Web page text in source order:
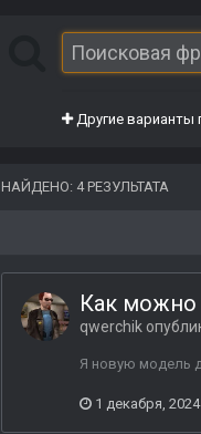
Другие варианты
НАЙДЕНО: 4 РЕЗУЛЬТАТА
Как можно
qwerchik
Я новую модель
1 декабря, 2024